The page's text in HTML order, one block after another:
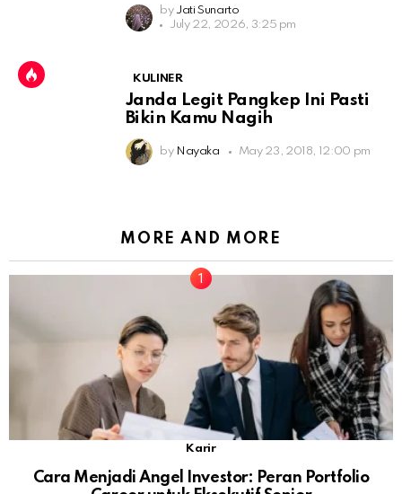
by Jati Sunarto
July 22, 2026, 3:25 pm
KULINER
Janda Legit Pangkep Ini Pasti
Bikin Kamu Nagih
by Nayaka May 23, 2018, 12:00 pm
MORE AND MORE
Karir
Cara Menjadi Angel Investor: Peran Portfolio